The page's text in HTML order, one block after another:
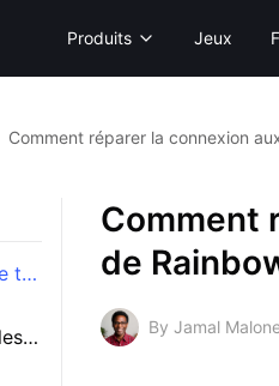
Produits Jeux
Comment réparer la connexion
Commence par identifier le type de problème de connexion que tu as
Alors, comment stabiliser les connexions de Rainbow Six X (Console) ?
Comment
de
By Jamal